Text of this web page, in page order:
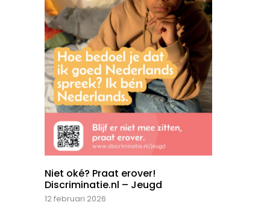
Niet oké? Praat erover!
Discriminatie.nl – Jeugd
12 februari 2026